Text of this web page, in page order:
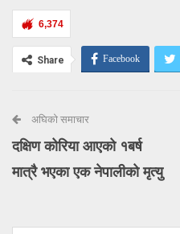
6,374
Share Facebook
अघिको समाचार
दक्षिण कोरिया आएको १बर्ष
मात्रै भएका एक नेपालीको मृत्यु